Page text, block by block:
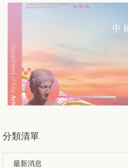
分類清單
最新消息